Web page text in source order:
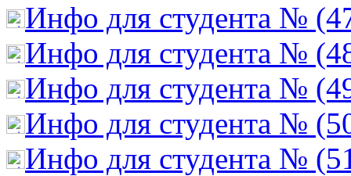
Инфо для студента №
Инфо для студента №
Инфо для студента №
Инфо для студента №
Инфо для студента №